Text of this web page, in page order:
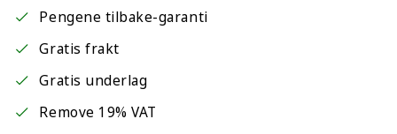
Pengene tilbake-garanti
Gratis frakt
Gratis underlag
Remove 19% VAT